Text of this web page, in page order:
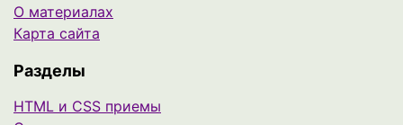
О материалах
Карта сайта
Разделы
HTML и CSS приемы